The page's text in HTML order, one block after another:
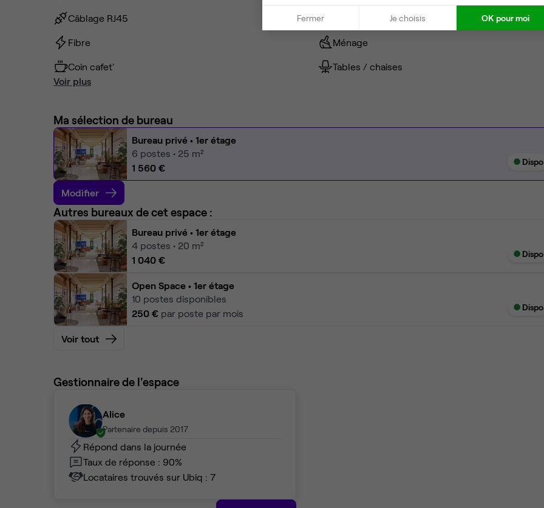
Câblage RJ45
Fibre
Coin cafet'
Espace détente
Ménage
Tables / chaises
Voir plus
Ma sélection de bureau
Bureau privé • 1er étage
6 postes • 25 m²
1 560 €
Dispo
Modifier
Autres bureaux de cet espace :
Bureau privé • 1er étage
4 postes • 20 m²
1 040 €
Dispo
Open Space • 1er étage
10 postes disponibles
250 € par poste par mois
Dispo
Voir tout
Gestionnaire de l'espace
Alice
Partenaire depuis 2017
Répond dans la journée
Taux de réponse : 90%
Locataires trouvés sur Ubiq : 7
Fermer Je choisis OK pour moi